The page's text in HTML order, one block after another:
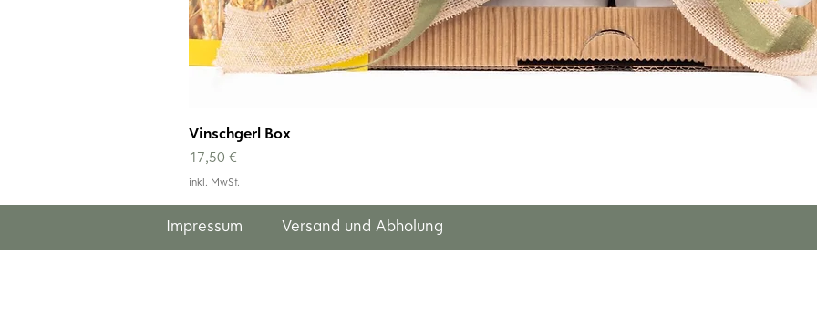
Vinschgerl Box
Preis
17,50 €
inkl. MwSt.
Impressum Versand und Abholung